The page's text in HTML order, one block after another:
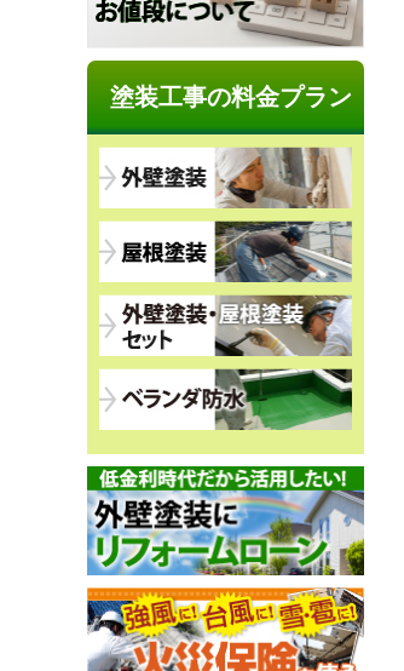
塗装工事の料金プラン